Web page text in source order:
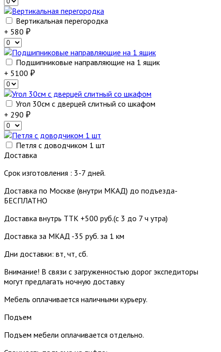
Вертикальная перегородка
+ 580
Подшипниковые направляющие на 1 ящик
+ 5100
Угол 30см с дверцей слитный со шкафом
+ 290
Петля с доводчиком 1 шт
Доставка
Срок изготовления : 3-7 дней.
Доставка по Москве (внутри МКАД) до подъезда-
БЕСПЛАТНО
Доставка внутрь ТТК +500 руб.(с 3 до 7 ч утра)
Доставка за МКАД -35 руб. за 1 км
Дни доставки: вт, чт, сб.
Внимание! В связи с загруженностью дорог экспедиторы
могут предлагать ночную доставку
Мебель оплачивается наличными курьеру.
Подъем
Подъем мебели оплачивается отдельно.